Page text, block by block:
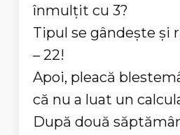
înmulţit cu 3?
Tipul se gândeşte şi
– 22!
Apoi, pleacă
că nu a luat un
După două